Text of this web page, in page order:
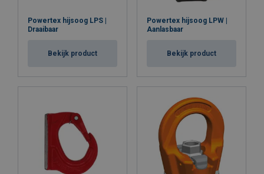
Powertex hijsoog LPS |
Draaibaar
Bekijk product
Powertex hijsoog LPW |
Aanlasbaar
Bekijk product